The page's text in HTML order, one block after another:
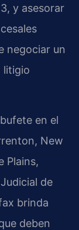
y asesorar
negociar un
litigio
en el
New
Plains,
de
brinda
deben